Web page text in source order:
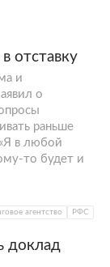
отставку
и
о
раньше
в любой
то будет и
агентство РФС
доклад